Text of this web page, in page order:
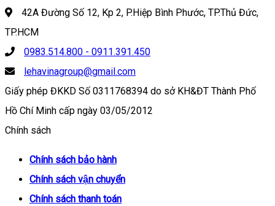
42A Đường Số 12, Kp 2, P.Hiệp Bình Phước, TP.Thủ Đức,
TP.HCM
0983.514.800 - 0911.391.450
lehavinagroup@gmail.com
Giấy phép ĐKKD Số 0311768394 do sở KH&ĐT Thành Phố
Hồ Chí Minh cấp ngày 03/05/2012
Chính sách
Chính sách bảo hành
Chính sách vận chuyển
Chính sách thanh toán